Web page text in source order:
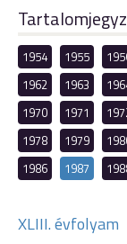
1954 1955
1962
1963
1970
1971
1978
1979
1986
1987
XLIII. évfolyam